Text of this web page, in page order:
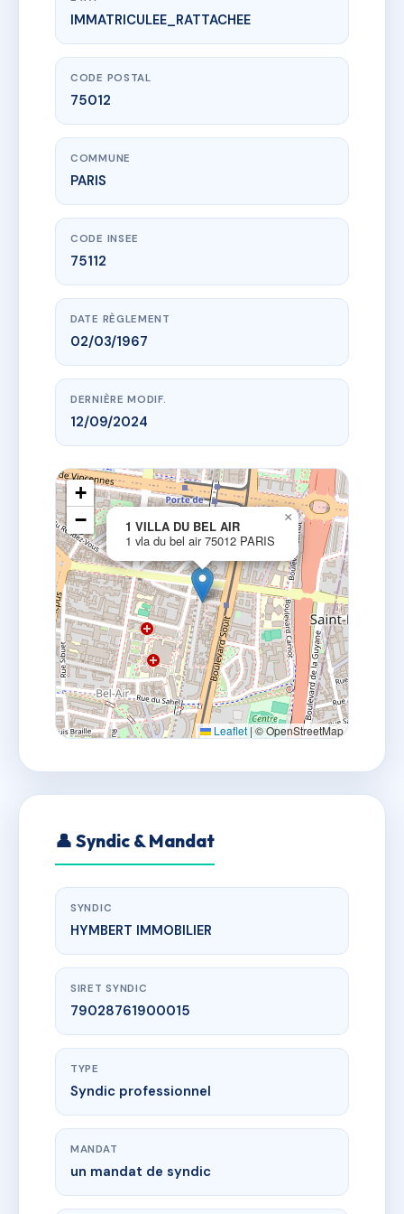
www.vme.plus/AA7707276
1 VILLA DU BEL AIR
1 vla du bel air
IMMATRICULEE_RATTACHEE
CODE POSTAL
75012
COMMUNE
PARIS
CODE INSEE
75112
DATE RÈGLEMENT
02/03/1967
DERNIÈRE MODIF.
12/09/2024
1 VILLA DU BEL AIR
1 vla du bel air 75012 PARIS
×
+
−
Leaflet |© OpenStreetMap
👤 Syndic & Mandat
SYNDIC
HYMBERT IMMOBILIER
SIRET SYNDIC
79028761900015
TYPE
Syndic professionnel
MANDAT
un mandat de syndic